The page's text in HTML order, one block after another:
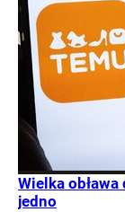
Wielka
jedno